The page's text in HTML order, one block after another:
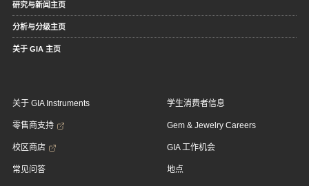
研究与新闻主页
分析与分级主页
关于 GIA 主页
关于 GIA Instruments
零售商支持
校区商店
常见问答
学生消费者信息
Gem & Jewelry Careers
GIA 工作机会
地点